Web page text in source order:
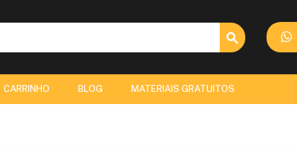
Search Button
CARRINHO BLOG MATERIAIS GRATUITOS